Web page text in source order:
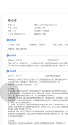
件未遂事件；完善
k)，组织季度红蓝
5.合规与审计支持
准备并整理各类证
司连续X年通过认
6.攻防演练保障：
与反制工作；优化
守单位。
7.安全意识培训：